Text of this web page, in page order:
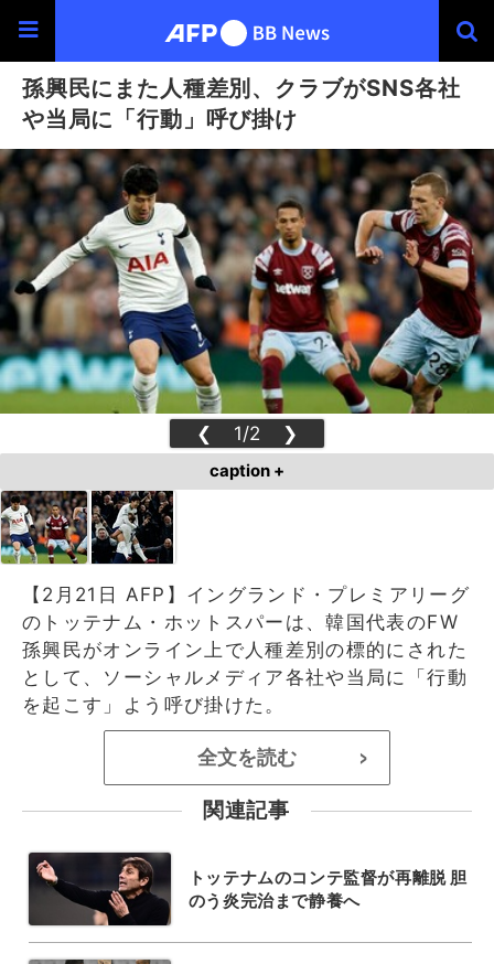
孫興民にまた人種差別、クラブがSNS各社
や当局に「行動」呼び掛け
❮ 1/2 ❯
caption +
【2月21日 AFP】イングランド・プレミアリーグ
のトッテナム・ホットスパーは、韓国代表のFW
孫興民がオンライン上で人種差別の標的にされた
として、ソーシャルメディア各社や当局に「行動
を起こす」よう呼び掛けた。
全文を読む >
関連記事
トッテナムのコンテ監督が再離脱 胆
のう炎完治まで静養へ